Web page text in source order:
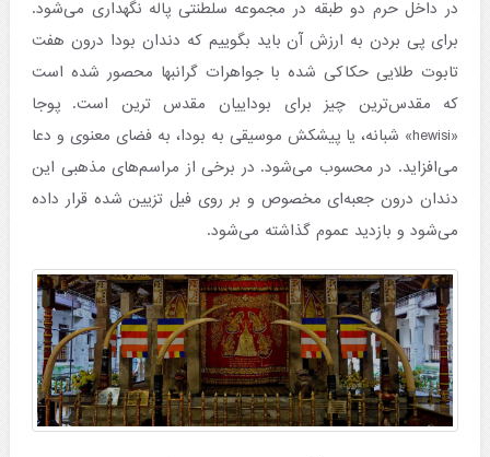
در داخل حرم دو طبقه در مجموعه سلطنتی پاله نگهداری می‌شود.
برای پی بردن به ارزش آن باید بگوییم که دندان بودا درون هفت
تابوت طلایی حکاکی شده با جواهرات گرانبها محصور شده است
که مقدس‌ترین چیز برای بوداییان مقدس ترین است. پوجا
«hewisi» شبانه، یا پیشکش موسیقی به بودا، به فضای معنوی و دعا
می‌افزاید. در محسوب می‌شود. در برخی از مراسم‌های مذهبی این
دندان درون جعبه‌ای مخصوص و بر روی فیل تزیین شده قرار داده
می‌شود و بازدید عموم گذاشته می‌شود.